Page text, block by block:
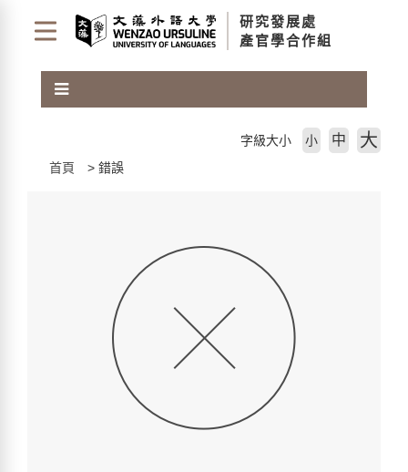
首頁
錯誤
字級大小 小 中 大
研究發展處
產官學合作組